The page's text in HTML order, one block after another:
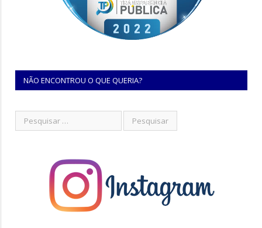
NÃO ENCONTROU O QUE QUERIA?